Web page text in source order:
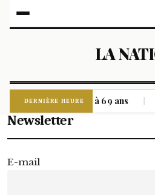
LA
DERNIÈRE HEURE
et Blur, meurt à 69 ans
Newsletter
E-mail